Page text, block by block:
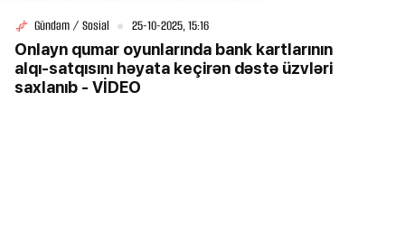
Gündəm / Sosial 25-10-2025, 15:16
Onlayn qumar oyunlarında bank kartlarının
alqı‑satqısını həyata keçirən dəstə üzvləri
saxlanıb - VİDEO